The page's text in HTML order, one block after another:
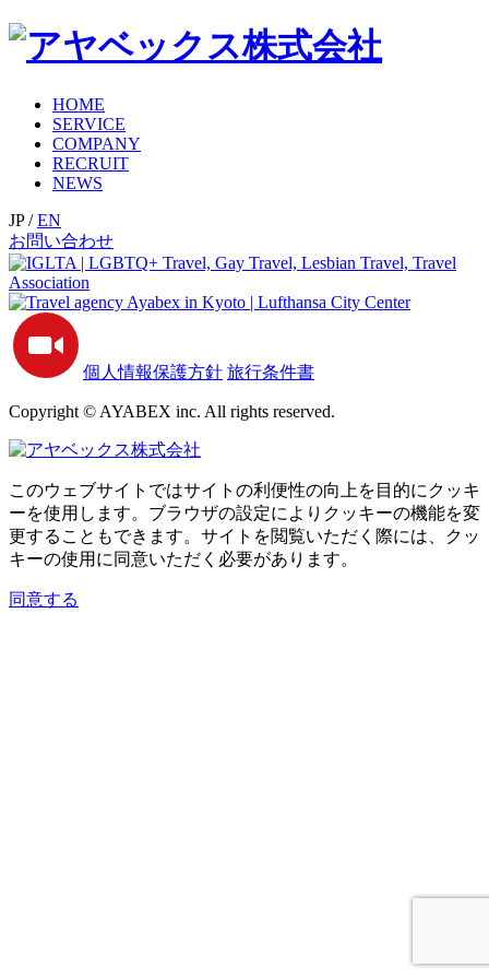
HOME
SERVICE
COMPANY
RECRUIT
NEWS
JP / EN
お問い合わせ
個人情報保護方針 旅行条件書
Copyright © AYABEX inc. All rights reserved.
このウェブサイトではサイトの利便性の向上を目的にクッキ
ーを使用します。ブラウザの設定によりクッキーの機能を変
更することもできます。サイトを閲覧いただく際には、クッ
キーの使用に同意いただく必要があります。
同意する